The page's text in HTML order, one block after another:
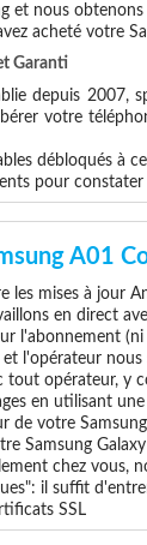
et nous
acheté votre
Garanti
depuis 2007,
votre
débloqués à
pour constater
A01
mises à jour
en direct
l'abonnement
et l'opérateur
tout opérateur, y
en utilisant
de votre
Samsung
chez vous,
il suffit
SSL